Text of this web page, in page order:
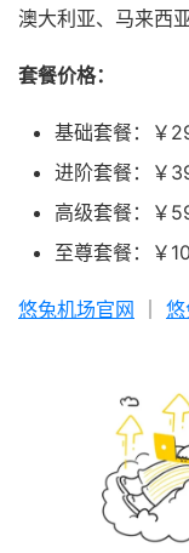
澳大利亚、马来西
套餐价格：
基础套餐：￥
进阶套餐：￥
高级套餐：￥
至尊套餐：￥
悠兔机场官网 悠